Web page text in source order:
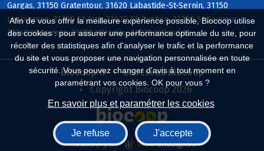
Afin de vous offrir la meilleure expérience possible, Biocoop utilise
des cookies : pour assurer une performance optimale du site, pour
récolter des statistiques afin d'analyser le trafic et la performance
du site et vous proposer une navigation personnalisée en toute
sécurité. Vous pouvez changer d'avis à tout moment en
paramétrant vos cookies. OK pour vous ?
En savoir plus et paramétrer les cookies
Je refuse J'accepte
Gargas, 31150 Gratentour, 31620 Labastide-St-Sernin, 31150
Lespinasse, 31790 St-Jory, 31620 St-Rustice, 31790 St-Sauveur,
31340 Vacquiers, 31380 Villariès, 31620 Villaudric
Biocoop.fr
Le réseau Biocoop
Copyright Biocoop 2026
Réalisé par